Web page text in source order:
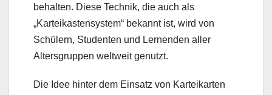
behalten. Diese Technik, die auch als
„Karteikastensystem“ bekannt ist, wird von
Schülern, Studenten und Lernenden aller
Altersgruppen weltweit genutzt.
Die Idee hinter dem Einsatz von Karteikarten